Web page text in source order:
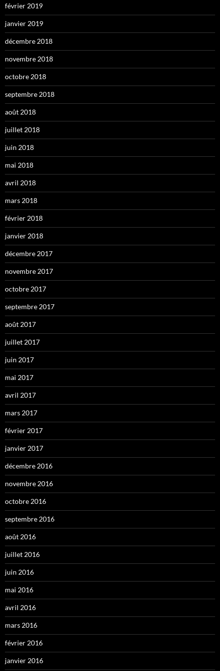
février 2019
janvier 2019
décembre 2018
novembre 2018
octobre 2018
septembre 2018
août 2018
juillet 2018
juin 2018
mai 2018
avril 2018
mars 2018
février 2018
janvier 2018
décembre 2017
novembre 2017
octobre 2017
septembre 2017
août 2017
juillet 2017
juin 2017
mai 2017
avril 2017
mars 2017
février 2017
janvier 2017
décembre 2016
novembre 2016
octobre 2016
septembre 2016
août 2016
juillet 2016
juin 2016
mai 2016
avril 2016
mars 2016
février 2016
janvier 2016